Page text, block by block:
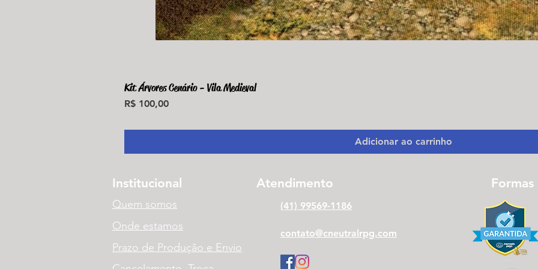
Kit Árvores Cenário - Vila Medieval
Preço
R$ 100,00
Adicionar ao carrinho
Institucional Atendimento
Quem somos (41) 99569-1186
Onde estamos
Prazo de Produção e Envio
contato@cneutralrpg.com